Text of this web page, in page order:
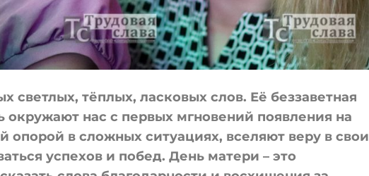
светлых, тёплых, ласковых слов. Её беззаветная
окружают нас с первых мгновений появления на
опорой в сложных ситуациях, вселяют веру в свои
успехов и побед. День матери – это